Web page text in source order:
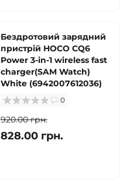
Бездротовий зарядний
пристрій HOCO CQ6
Power 3-in-1 wireless fast
charger(SAM Watch)
White (6942007612036)
0
920.00 грн.
828.00 грн.